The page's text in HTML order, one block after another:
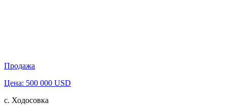
Продажа
Цена: 500 000 USD
с. Ходосовка